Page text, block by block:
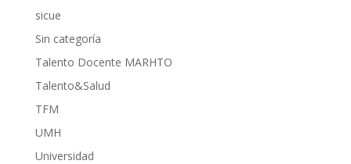
sicue
Sin categoría
Talento Docente MARHTO
Talento&Salud
TFM
UMH
Universidad